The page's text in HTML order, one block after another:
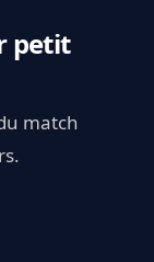
petit
match